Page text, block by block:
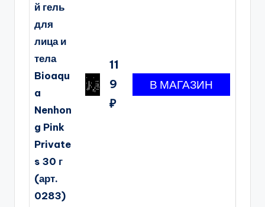
й гель
для
лица и
тела
Bioaqu
a
Nenhon
g Pink
Private
s 30 г
(арт.
0283)
11
9
₽